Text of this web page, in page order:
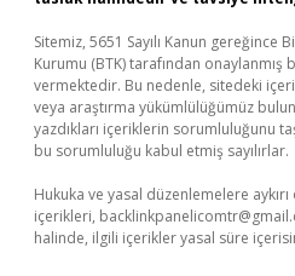
Sitemiz, 5651 Sayılı Kanun gereğince
Kurumu (BTK) tarafından onaylanmış
vermektedir. Bu nedenle, sitedeki
veya araştırma yükümlülüğümüz
yazdıkları içeriklerin sorumluluğunu
bu sorumluluğu kabul etmiş sayılırlar.
Hukuka ve yasal düzenlemelere
içerikleri,
halinde, ilgili içerikler yasal süre